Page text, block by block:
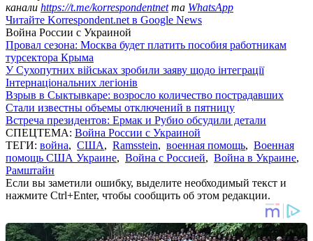
канали https://t.me/korrespondentnetта WhatsApp
Читайте Korrespondent.net в Google News
Война России с Украиной
Провал сезона: Москва будет платить пособия работникам
турсектора Крыма
У Сухопутних військах зробили заяву щодо інтеграції
Інтернаціональних легіонів
Взрыв в Сыктывкаре: возросло количество пострадавших
Стали известны объемы отключений в пятницу
Встреча президентов: Ермак и Рубио обсудили детали
СПЕЦТЕМА: Война России с Украиной
ТЕГИ: война, США, Ramsstein, военная помощь, Военная
помощь США Украине, Война с Россией, Война в Украине,
Рамштайн
Если вы заметили ошибку, выделите необходимый текст и
нажмите Ctrl+Enter, чтобы сообщить об этом редакции.